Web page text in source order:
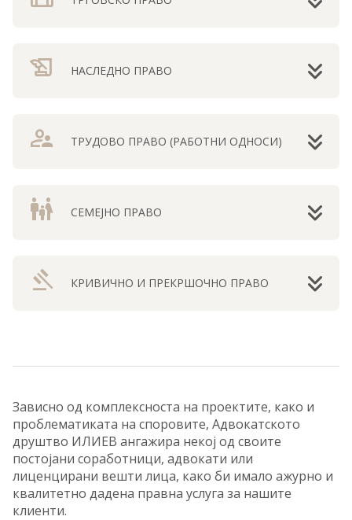
history_edu НАСЛЕДНО ПРАВО
supervisor_account ТРУДОВО ПРАВО (РАБОТНИ ОДНОСИ)
family_restroom СЕМЕЈНО ПРАВО
gavel КРИВИЧНО И ПРЕКРШОЧНО ПРАВО
Зависно од комплексноста на проектите, како и
проблематиката на споровите, Адвокатското
друштво ИЛИЕВ ангажира некој од своите
постојани соработници, адвокати или
лиценцирани вешти лица, како би имало ажурно и
квалитетно дадена правна услуга за нашите
клиенти.